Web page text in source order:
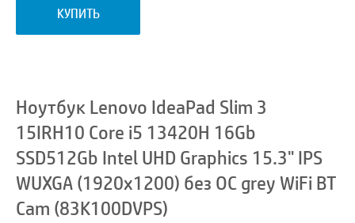
КУПИТЬ
Ноутбук Lenovo IdeaPad Slim 3
15IRH10 Core i5 13420H 16Gb
SSD512Gb Intel UHD Graphics 15.3" IPS
WUXGA (1920x1200) без ОС grey WiFi BT
Cam (83K100DVPS)